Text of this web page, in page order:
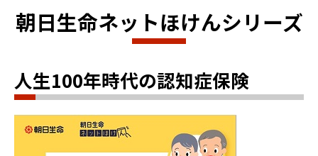
朝日生命ネットほけんシリーズ
人生100年時代の認知症保険